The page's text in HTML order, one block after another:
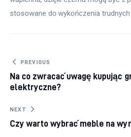
stosowane do wykończenia trudnych
Nawigacja wpisu
PREVIOUS
Na co zwracać uwagę kupując
elektryczne?
NEXT
Czy warto wybrać meble na